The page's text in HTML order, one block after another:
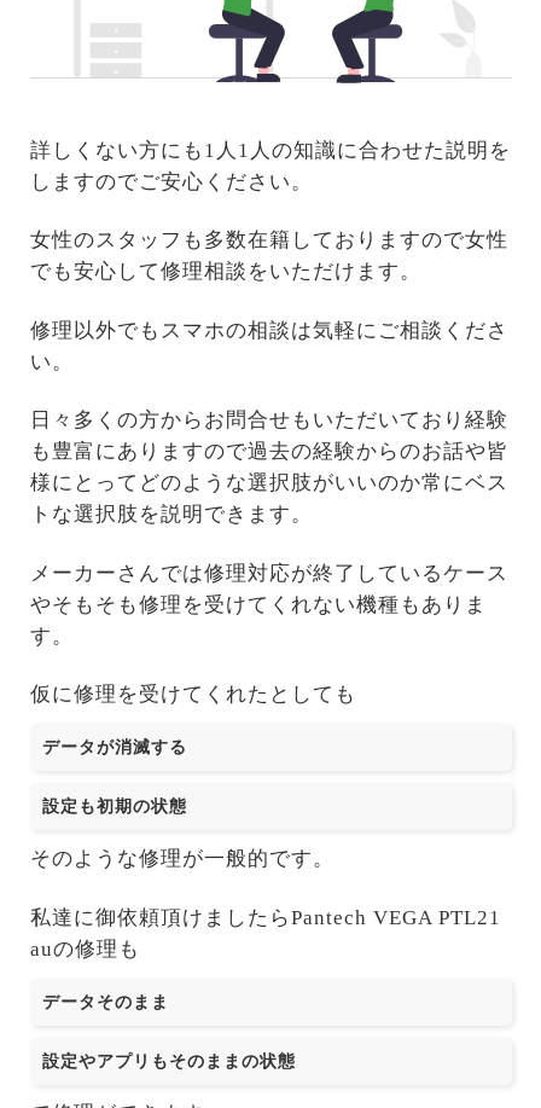
詳しくない方にも1人1人の知識に合わせた説明を
しますのでご安心ください。
女性のスタッフも多数在籍しておりますので女性
でも安心して修理相談をいただけます。
修理以外でもスマホの相談は気軽にご相談くださ
い。
日々多くの方からお問合せもいただいており経験
も豊富にありますので過去の経験からのお話や皆
様にとってどのような選択肢がいいのか常にベス
トな選択肢を説明できます。
メーカーさんでは修理対応が終了しているケース
やそもそも修理を受けてくれない機種もありま
す。
仮に修理を受けてくれたとしても
データが消滅する
設定も初期の状態
そのような修理が一般的です。
私達に御依頼頂けましたらPantech VEGA PTL21
auの修理も
データそのまま
設定やアプリもそのままの状態